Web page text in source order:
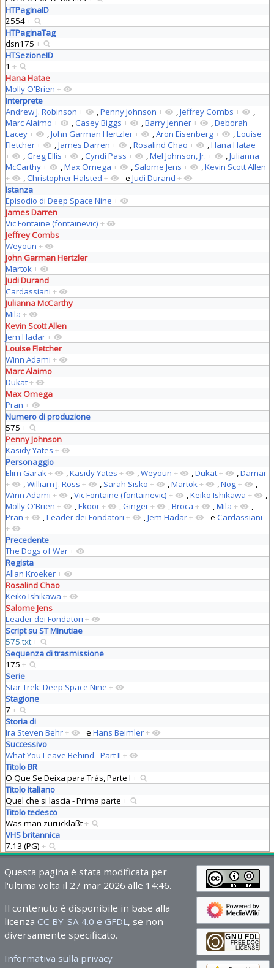
HTPaginaID
2554+
HTPaginaTag
dsn175 +
HTSezioneID
1 +
Hana Hatae
Molly O'Brien +
Interprete
Andrew J. Robinson + ,Penny Johnson + ,Jeffrey Combs +
,
Marc Alaimo + ,Casey Biggs + ,Barry Jenner+ ,Deborah
Lacey+ ,John Garman Hertzler+ ,Aron Eisenberg+ ,Louise
Fletcher+ ,James Darren + ,Rosalind Chao + ,Hana Hatae
+
,Greg Ellis + ,Cyndi Pass + ,Mel Johnson, Jr. + ,Julianna
McCarthy+ ,Max Omega + , Salome Jens + ,Kevin Scott Allen
+
,Christopher Halsted + e Judi Durand +
Istanza
Episodio di Deep Space Nine +
James Darren
Vic Fontaine (fontainevic) +
Jeffrey Combs
Weyoun +
John Garman Hertzler
Martok+
Judi Durand
Cardassiani +
Julianna McCarthy
Mila +
Kevin Scott Allen
Jem'Hadar+
Louise Fletcher
Winn Adami +
Marc Alaimo
Dukat+
Max Omega
Pran +
Numero di produzione
575 +
Penny Johnson
Kasidy Yates +
Personaggio
Elim Garak+ ,Kasidy Yates + ,Weyoun + ,Dukat+ ,Damar
+
,William J. Ross + , Sarah Sisko + ,Martok+ ,Nog+
,
Winn Adami + ,Vic Fontaine (fontainevic) + ,Keiko Ishikawa +
,
Molly O'Brien + ,Ekoor+ ,Ginger+ ,Broca + ,Mila +
,
Pran + ,Leader dei Fondatori + ,Jem'Hadar+ e Cardassiani
+
Precedente
The Dogs of War+
Regista
Allan Kroeker+
Rosalind Chao
Keiko Ishikawa +
Salome Jens
Leader dei Fondatori +
Script su ST Minutiae
575.txt+
Sequenza di trasmissione
175 +
Serie
Star Trek: Deep Space Nine +
Stagione
7 +
Storia di
Ira Steven Behr+ e Hans Beimler+
Successivo
What You Leave Behind - Part II +
Titolo BR
O Que Se Deixa para Trás, Parte I +
Titolo italiano
Quel che si lascia - Prima parte +
Titolo tedesco
Was man zurückläßt+
VHS britannica
7.13 (PG) +
Questa pagina è stata modificata per
l'ultima volta il 27 mar 2026 alle 14:46.
Il contenuto è disponibile in base alla
licenza CC BY-SA 4.0 e GFDL, se non
diversamente specificato.
Informativa sulla privacy